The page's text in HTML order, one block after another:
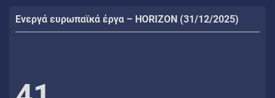
Ενεργά ευρωπαϊκά έργα – HORIZON (31/12/2025)